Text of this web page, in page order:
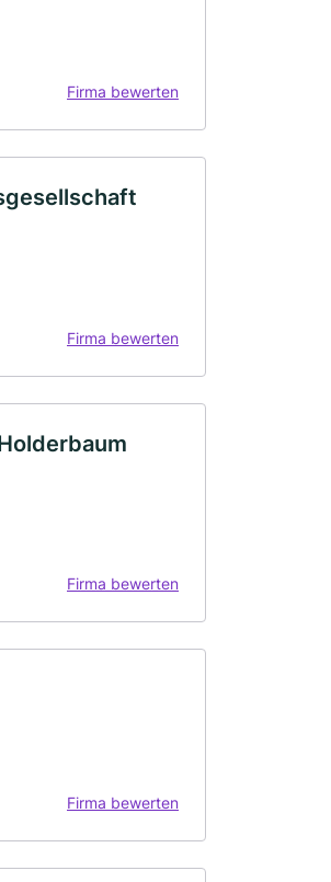
Firma bewerten
Firma bewerten
Firma bewerten
Firma bewerten